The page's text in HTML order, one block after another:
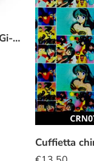
Cuffietta chirurgica Yu-Gi-Oh
Cuffietta